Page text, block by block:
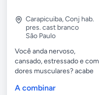
Carapicuiba,Conj hab.
pres. cast branco
São Paulo
Você anda nervoso,
cansado, estressado e com
dores musculares? acabe
A combinar